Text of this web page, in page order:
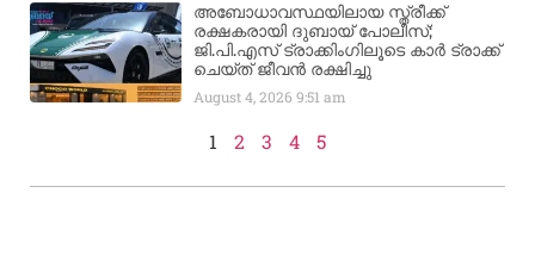
അബോധാവസ്ഥയിലായ സ്ത്രീക്ക്
രക്ഷകരായി ദുബായ് പോലീസ്;
ജി.പി.എസ് ട്രാക്കിംഗിലൂടെ കാർ ട്രാക്ക്
ചെയ്ത് ജീവൻ രക്ഷിച്ചു
August 4, 20269:51 am
1 2 3 4 5